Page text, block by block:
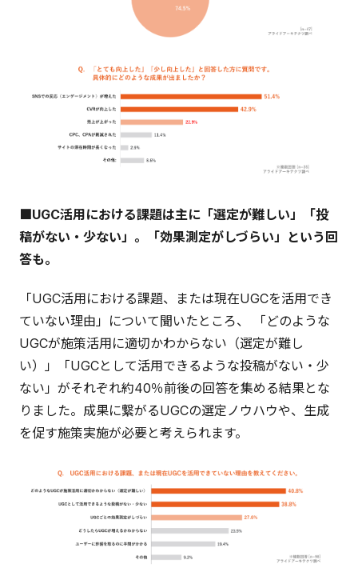
■UGC活用における課題は主に「選定が難しい」「投
稿がない・少ない」。「効果測定がしづらい」という回
答も。
「UGC活用における課題、または現在UGCを活用でき
ていない理由」について聞いたところ、 「どのような
UGCが施策活用に適切かわからない（選定が難し
い）」「UGCとして活用できるような投稿がない・少
ない」がそれぞれ約40％前後の回答を集める結果とな
りました。成果に繋がるUGCの選定ノウハウや、生成
を促す施策実施が必要と考えられます。